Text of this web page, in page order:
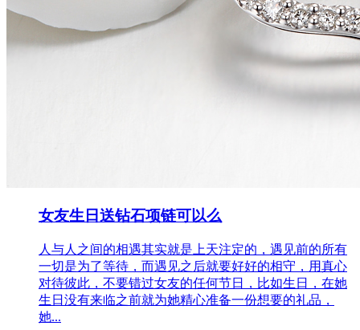
女友生日送钻石项链可以么
人与人之间的相遇其实就是上天注定的，遇见前的所有
一切是为了等待，而遇见之后就要好好的相守，用真心
对待彼此，不要错过女友的任何节日，比如生日，在她
生日没有来临之前就为她精心准备一份想要的礼品，
她...